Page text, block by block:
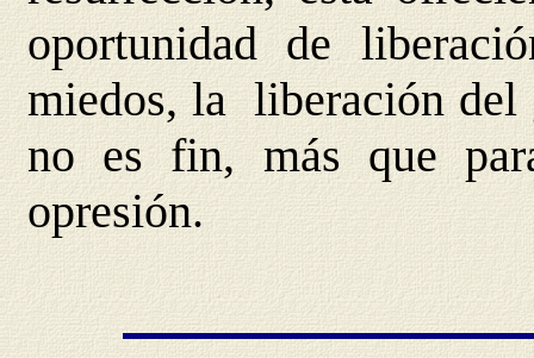
oportunidad de
miedos, la liberación del
no es fin, más que
opresión.